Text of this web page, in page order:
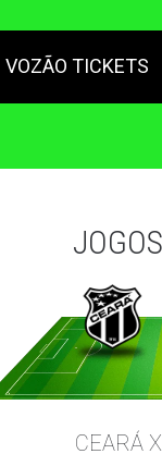
VOZÃO TICKETS
CEARÁ